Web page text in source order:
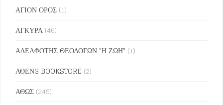
ΑΓΙΟΝ ΟΡΟΣ (1)
ΑΓΚΥΡΑ (46)
ΑΔΕΛΦΟΤΗΣ ΘΕΟΛΟΓΩΝ "Η ΖΩΗ" (1)
ΑΘΕΝS BOOKSTORE (2)
ΑΘΩΣ (249)